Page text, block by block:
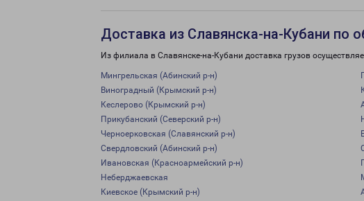
Доставка из Славянска-на-Кубани по
Из филиала в Славянске-на-Кубани доставка грузов
Мингрельская (Абинский р-н)
Виноградный (Крымский р-н)
Кеслерово (Крымский р-н)
Прикубанский (Северский р-н)
Черноерковская (Славянский р-н)
Свердловский (Абинский р-н)
Ивановская (Красноармейский р-н)
Неберджаевская
Киевское (Крымский р-н)